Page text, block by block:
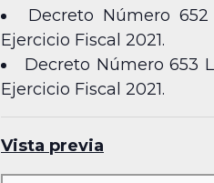
Decreto Número
Ejercicio Fiscal 2021.
Decreto Número 653
Ejercicio Fiscal 2021.
Vista previa
Skip